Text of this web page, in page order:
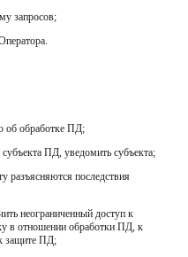
запросов;
об обработке ПД;
ПД, уведомить субъекта;
разъясняются последствия
неограниченный доступ к
в отношении обработки ПД, к
защите ПД;